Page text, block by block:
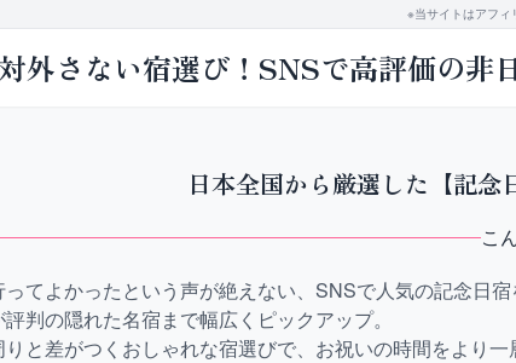
※当サイトはアフィ
外さない宿選び！SNSで高評価の非
日本全国から厳選した【記念
こ
ってよかったという声が絶えない、SNSで人気の記念日
評判の隠れた名宿まで幅広くピックアップ。
りと差がつくおしゃれな宿選びで、お祝いの時間をより一